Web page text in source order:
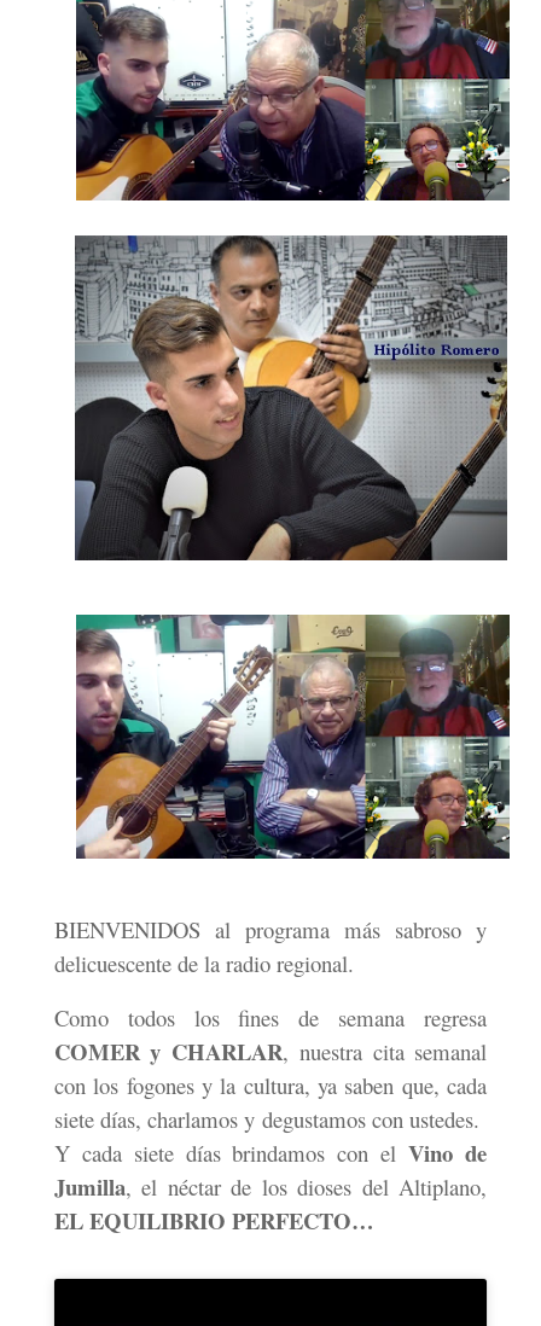
BIENVENIDOS al programa más sabroso y
delicuescente de la radio regional.
Como todos los fines de semana regresa
COMER y CHARLAR, nuestra cita semanal
con los fogones y la cultura, ya saben que, cada
siete días, charlamos y degustamos con ustedes.
Y cada siete días brindamos con elVino de
Jumilla, el néctar de los dioses del Altiplano,
EL EQUILIBRIO PERFECTO…